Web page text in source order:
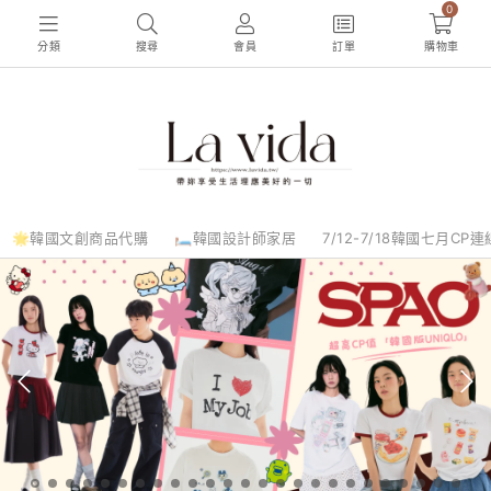
分類 搜尋 會員 訂單
0
購物車
🌟韓國文創商品代購 🛏️韓國設計師家居 7/12-7/18韓國七月CP連